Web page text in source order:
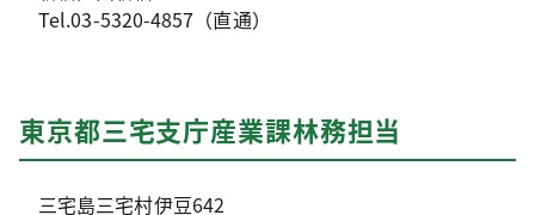
Tel.03-5320-4857（直通）
東京都三宅支庁産業課林務担当
三宅島三宅村伊豆642